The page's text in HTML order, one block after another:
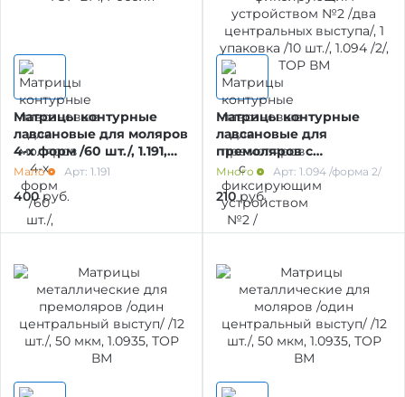
МАТЕРИАЛ ДЛЯ ВОССТАНОВЛЕНИЯ КУЛЬТИ
ЗУБА
ПЕРЕВЯЗОЧНЫЙ МАТЕРИАЛ
КОНТРОЛЬ СТЕРИЛИЗАЦИИ И
ОБОРУДОВАНИЕ СТОМАТОЛОГИЧЕСКОЕ
Матрицы контурные
лавсановые для моляров
4-х форм /60 шт./, 1.191,
ТОР ВМ, Россия
Мало Арт: 1.191
400руб.
Матрицы контурные
лавсановые для
премоляров с
фиксирующим
устройством №2 /два
центральных выступа/, 1
упаковка /10 шт./, 1.094
/2/, ТОР ВМ
Много Арт: 1.094 /форма 2/
210 руб.